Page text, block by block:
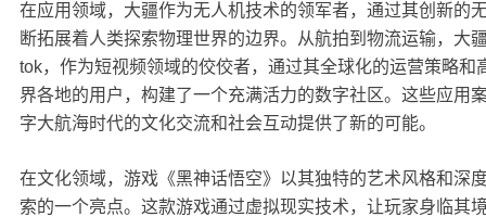
在应用领域，大疆作为无人机技术的领军者，通过其创新的
断拓展着人类探索物理世界的边界。从航拍到物流运输，大
tok，作为短视频领域的佼佼者，通过其全球化的运营策略
界各地的用户，构建了一个充满活力的数字社区。这些应用
字大航海时代的文化交流和社会互动提供了新的可能。
在文化领域，游戏《黑神话悟空》以其独特的艺术风格和深
索的一个亮点。这款游戏通过虚拟现实技术，让玩家身临其